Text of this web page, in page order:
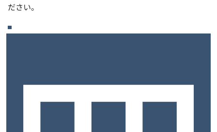
ださい。
名刺に住所を複数載せてもいい？